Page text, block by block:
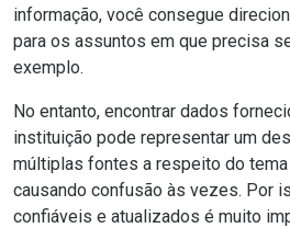
informação, você consegue
para os assuntos em que precisa
exemplo.
No entanto, encontrar dados
instituição pode representar um
múltiplas fontes a respeito do tema
causando confusão às vezes. Por
confiáveis e atualizados é muito